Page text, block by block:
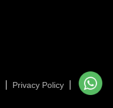
Privacy Policy